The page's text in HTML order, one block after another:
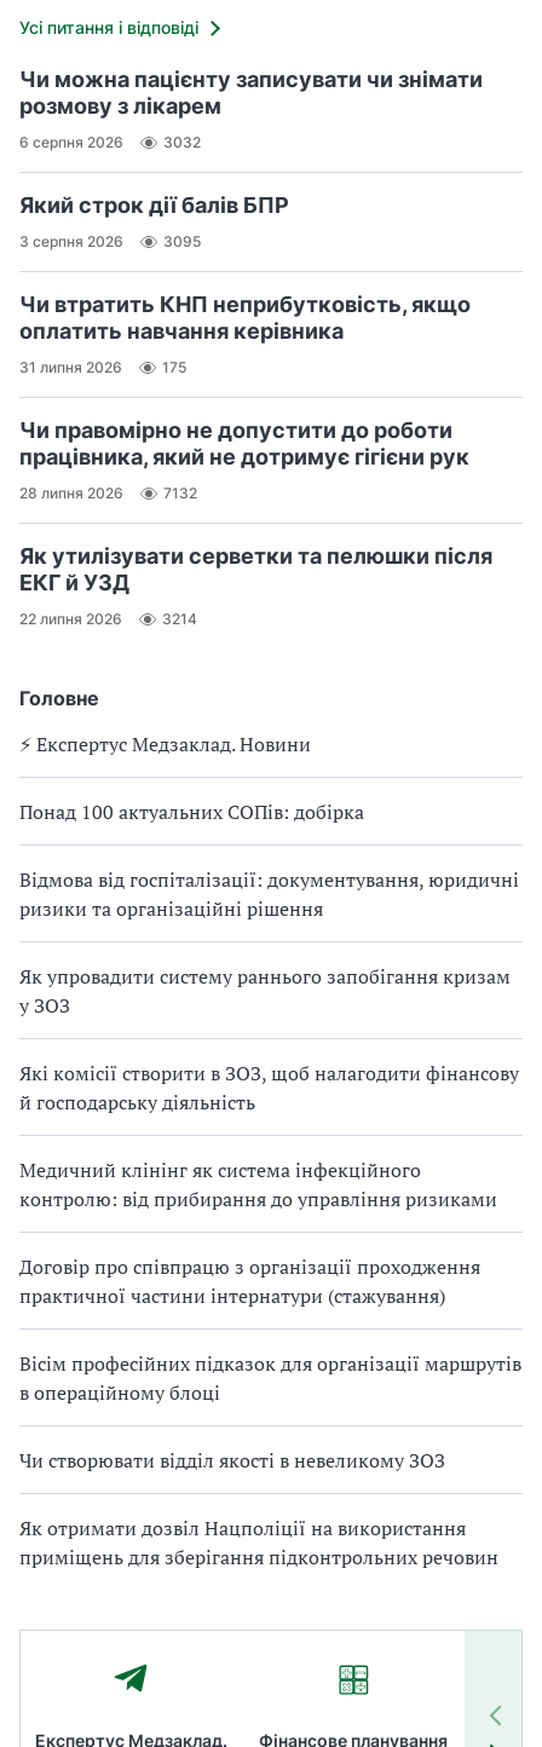
Головне
⚡️ Експертус Медзаклад. Новини
Понад 100 актуальних СОПів: добірка
Відмова від госпіталізації: документування, юридичні
ризики та організаційні рішення
Як упровадити систему раннього запобігання кризам
у ЗОЗ
Які комісії створити в ЗОЗ, щоб налагодити фінансову
й господарську діяльність
Медичний клінінг як система інфекційного
контролю: від прибирання до управління ризиками
Договір про співпрацю з організації проходження
практичної частини інтернатури (стажування)
Вісім професійних підказок для організації маршрутів
в операційному блоці
Чи створювати відділ якості в невеликому ЗОЗ
Як отримати дозвіл Нацполіції на використання
приміщень для зберігання підконтрольних речовин
Експертус Медзаклад. Фінансове планування
Усі питання і відповіді
Чи можна пацієнту записувати чи знімати
розмову з лікарем
6 серпня 2026 3032
Який строк дії балів БПР
3 серпня 2026 3095
Чи втратить КНП неприбутковість, якщо
оплатить навчання керівника
31 липня 2026 175
Чи правомірно не допустити до роботи
працівника, який не дотримує гігієни рук
28 липня 2026 7132
Як утилізувати серветки та пелюшки після
ЕКГ й УЗД
22 липня 2026 3214